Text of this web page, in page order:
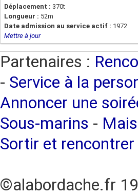
Déplacement : 370t
Longueur : 52m
Date admission au service actif : 1972
Mettre à jour
Partenaires :
- Service à la
Annoncer une
Sous-marins -
Sortir et
©alabordache.fr